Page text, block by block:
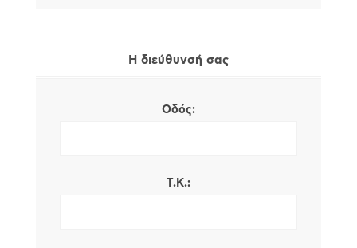
Η διεύθυνσή σας
Οδός:
Τ.Κ.: